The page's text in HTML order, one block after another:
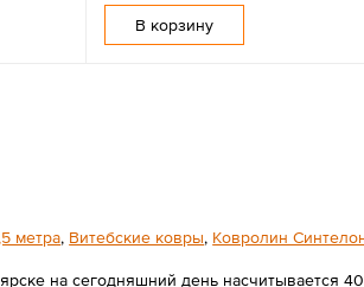
В корзину
метра, Витебские ковры, Ковролин
на сегодняшний день насчитывается